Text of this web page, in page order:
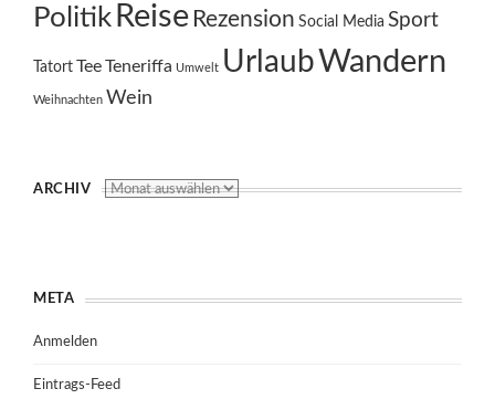
Politik Reise Rezension Social Media Sport
Tatort TeeTeneriffa Umwelt UrlaubWandern
Weihnachten Wein
ARCHIV
META
Anmelden
Eintrags-Feed